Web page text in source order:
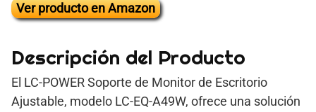
Ver producto en Amazon
Descripción del Producto
El LC-POWER Soporte de Monitor de Escritorio
Ajustable, modelo LC-EQ-A49W, ofrece una solución